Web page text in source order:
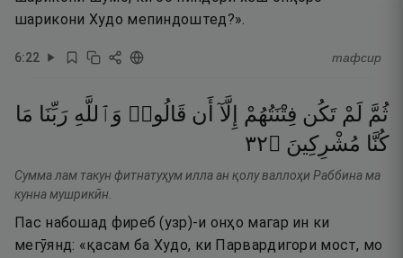
шарикони Худо мепиндоштед?».
6:22 тафсир
ثُمَّ لَمْ تَكُن فِتْنَتُهُمْ إِلَّآ أَن قَالُوا۟ وَٱللَّهِ رَبِّنَا مَا
كُنَّا مُشْرِكِينَ ۝٢٣
Сумма лам такун фитнатуҳум илла ан қолу валлоҳи Раббина ма
кунна мушрикӣн.
Пас набошад фиреб (узр)-и онҳо магар ин ки
мегӯянд: «қасам ба Худо, ки Парвардигори мост, мо